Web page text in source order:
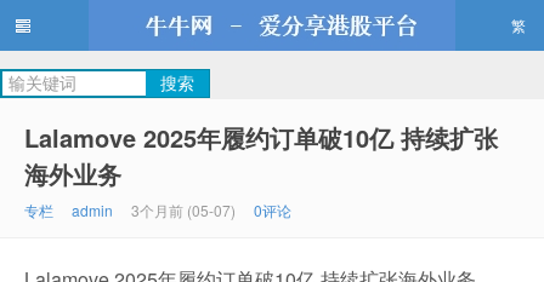
牛牛网
繁
Lalamove 2025年履约订单破10亿 持续扩张
海外业务
专栏 admin 3个月前 (05-07) 0评论